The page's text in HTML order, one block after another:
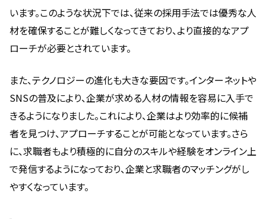
います。このような状況下では、従来の採用手法では優秀な人
材を確保することが難しくなってきており、より直接的なアプ
ローチが必要とされています。
また、テクノロジーの進化も大きな要因です。インターネットや
SNSの普及により、企業が求める人材の情報を容易に入手で
きるようになりました。これにより、企業はより効率的に候補
者を見つけ、アプローチすることが可能となっています。さら
に、求職者もより積極的に自分のスキルや経験をオンライン上
で発信するようになっており、企業と求職者のマッチングがし
やすくなっています。